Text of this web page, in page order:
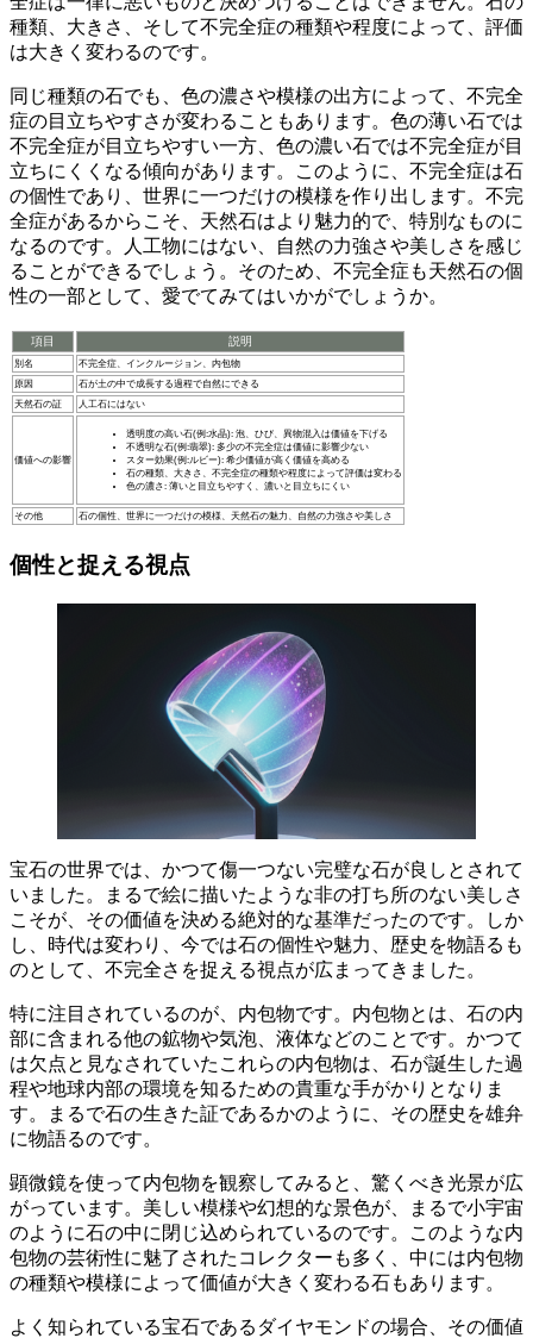
種類、大きさ、そして不完全症の種類や程度によって、評価
は大きく変わるのです。
同じ種類の石でも、色の濃さや模様の出方によって、不完全
症の目立ちやすさが変わることもあります。色の薄い石では
不完全症が目立ちやすい一方、色の濃い石では不完全症が目
立ちにくくなる傾向があります。このように、不完全症は石
の個性であり、 世界に一つだけの模様を作り出します。不完
全症があるからこそ、天然石はより魅力的で、特別なものに
なるのです。人工物にはない、自然の力強さや美しさを感じ
ることができるでしょう。そのため、不完全症も天然石の個
性の一部として、愛でてみてはいかがでしょうか。
項目 説明
別名
不完全症、インクルージョン、内包物
原因
石が土の中で成長する過程で自然にできる
天然石の証
人工石にはない
価値への影響
透明度の高い石(例:水晶): 泡、ひび、異物混入は価値を下げる
不透明な石(例:翡翠): 多少の不完全症は価値に影響少ない
スター効果(例:ルビー): 希少価値が高く価値を高める
石の種類、大きさ、不完全症の種類や程度によって評価は変わる
色の濃さ: 薄いと目立ちやすく、濃いと目立ちにくい
その他 石の個性、世界に一つだけの模様、天然石の魅力、自然の力強さや美しさ
個性と捉える視点
宝石の世界では、かつて傷一つない完璧な石が良しとされて
いました。
まるで絵に描いたような非の打ち所のない美しさ
こそが、その価値を決める絶対的な基準だったのです。しか
し、時代は変わり、今では石の個性や魅力、歴史を物語るも
のとして、不完全さを捉える視点が広まってきました。
特に注目されているのが、 内包物です。内包物とは、石の内
部に含まれる他の鉱物や気泡、液体などのことです。かつて
は欠点と見なされていたこれらの内包物は、 石が誕生した過
程や地球内部の環境を知るための貴重な手がかり となりま
す。まるで石の生きた証であるかのように、その歴史を雄弁
に物語るのです。
顕微鏡を使って内包物を観察してみると、驚くべき光景が広
がっています。美しい模様や幻想的な景色が、まるで小宇宙
のように石の中に閉じ込められているのです。このような内
包物の芸術性に魅了されたコレクターも多く、中には内包物
の種類や模様によって価値が大きく変わる石もあります。
よく知られている宝石である ダイヤモンドの場合、その価値